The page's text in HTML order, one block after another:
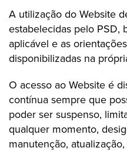
A utilização do Website
estabelecidas pelo PSD,
aplicável e as
disponibilizadas na
O acesso ao Website é
contínua sempre que
poder ser suspenso,
qualquer momento,
manutenção,